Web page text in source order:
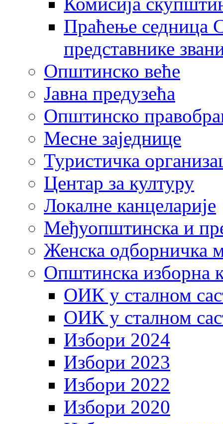
Праћење седница
представнике
Општинско веће
Јавна предузећа
Општинско
Месне заједнице
Туристичка
Центaр за културу
Локалне канцеларије
Међуопштинска и
Женска одборничка
Општинска изборна
ОИК у сталном
ОИК у сталном
Избори 2024
Избори 2023
Избори 2022
Избори 2020